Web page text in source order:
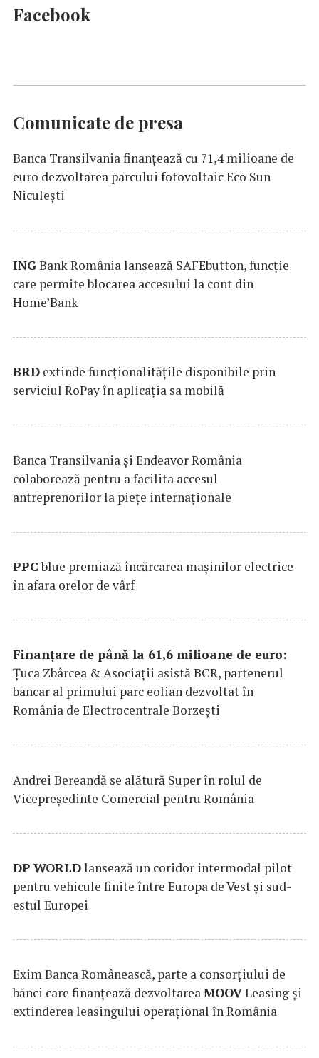
Facebook
Comunicate de presa
Banca Transilvania finanțează cu 71,4 milioane de
euro dezvoltarea parcului fotovoltaic Eco Sun
Niculești
INGBank România lansează SAFEbutton, funcţie
care permite blocarea accesului la cont din
Home’Bank
BRD extinde funcţionalităţile disponibile prin
serviciul RoPay în aplicaţia sa mobilă
Banca Transilvania şi Endeavor România
colaborează pentru a facilita accesul
antreprenorilor la pieţe internaţionale
PPCblue premiază încărcarea maşinilor electrice
în afara orelor de vârf
Finanțare de până la 61,6 milioane de euro:
Țuca Zbârcea & Asociații asistă BCR, partenerul
bancar al primului parc eolian dezvoltat în
România de Electrocentrale Borzești
Andrei Bereandă se alătură Super în rolul de
Vicepreședinte Comercial pentru România
DP WORLDlansează un coridor intermodal pilot
pentru vehicule finite între Europa de Vest și sud-
estul Europei
Exim Banca Românească, parte a consorțiului de
bănci care finanțează dezvoltareaMOOVLeasing și
extinderea leasingului operațional în România